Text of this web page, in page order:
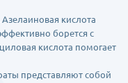
кислота
борется с
кислота помогает
представляют собой